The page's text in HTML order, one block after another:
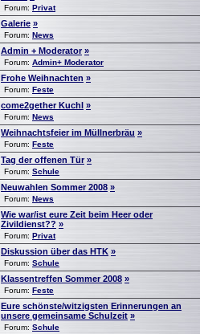
Forum: Privat
Galerie »
Forum: News
Admin + Moderator »
Forum: Admin+ Moderator
Frohe Weihnachten »
Forum: Feste
come2gether Kuchl »
Forum: News
Weihnachtsfeier im Müllnerbräu »
Forum: Feste
Tag der offenen Tür »
Forum: Schule
Neuwahlen Sommer 2008 »
Forum: News
Wie war/ist eure Zeit beim Heer oder
Zivildienst?? »
Forum: Privat
Diskussion über das HTK »
Forum: Schule
Klassentreffen Sommer 2008 »
Forum: Feste
Eure schönste/witzigsten Erinnerungen an
unsere gemeinsame Schulzeit »
Forum: Schule